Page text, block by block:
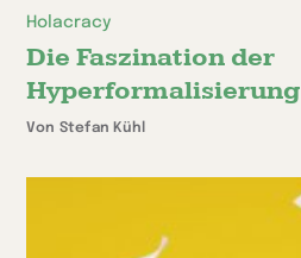
Holacracy
Die Faszination der
Hyperformalisierung
Von Stefan Kühl